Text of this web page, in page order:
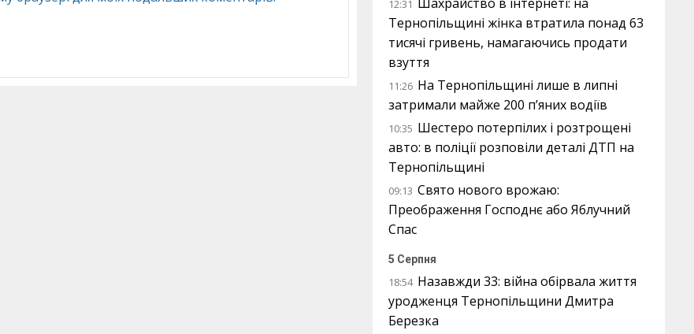
12:31
Тернопільщині жінка втратила понад 63
тисячі гривень, намагаючись продати
взуття
11:26 На Тернопільщині лише в липні
затримали майже 200 п’яних водіїв
10:35 Шестеро потерпілих і розтрощені
авто: в поліції розповіли деталі ДТП на
Тернопільщині
09:13 Свято нового врожаю:
Преображення Господнє або Яблучний
Спас
5 Серпня
18:54 Назавжди 33: війна обірвала життя
уродженця Тернопільщини Дмитра
Березка